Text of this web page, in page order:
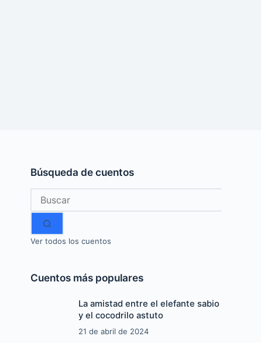
Búsqueda de cuentos
Sin
resultados
Ver todos los cuentos
Cuentos más populares
La amistad entre el elefante sabio
y el cocodrilo astuto
21 de abril de 2024